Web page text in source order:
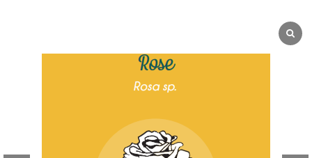
Accueil
Marchés & points de vente